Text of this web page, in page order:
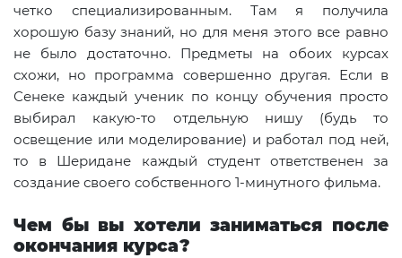
четко специализированным. Там я получила
хорошую базу знаний, но для меня этого все равно
не было достаточно. Предметы на обоих курсах
схожи, но программа совершенно другая. Если в
Сенеке каждый ученик по концу обучения просто
выбирал какую-то отдельную нишу (будь то
освещение или моделирование) и работал под ней,
то в Шеридане каждый студент ответственен за
создание своего собственного 1-минутного фильма.
Чем бы вы хотели заниматься после
окончания курса?